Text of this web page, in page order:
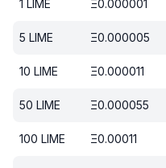
1 LIME Ξ0.000001
5 LIME Ξ0.000005
10 LIME Ξ0.000011
50 LIME Ξ0.000055
100 LIME Ξ0.00011